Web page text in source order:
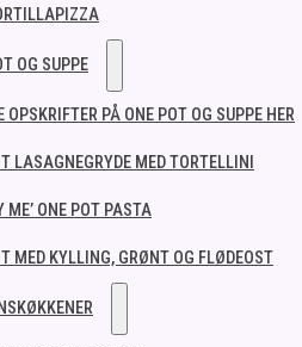
OG SUPPE
OPSKRIFTER PÅ ONE POT OG SUPPE HER
LASAGNEGRYDE MED TORTELLINI
ME’ ONE POT PASTA
MED KYLLING, GRØNT OG FLØDEOST